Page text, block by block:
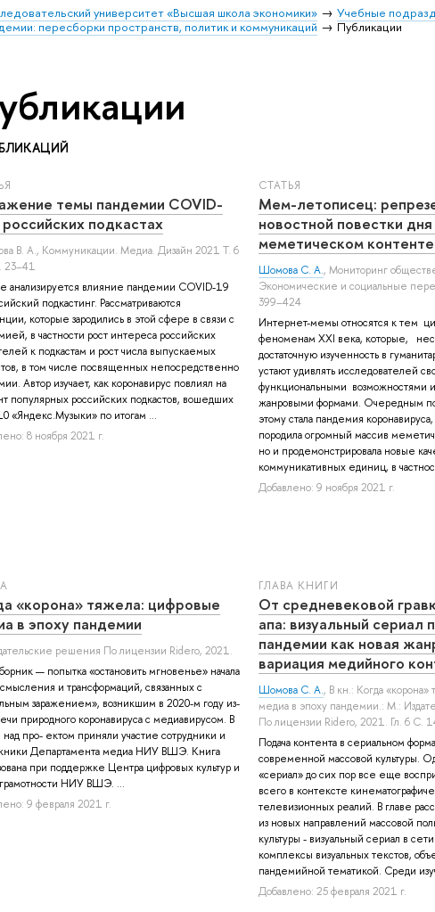
университет «Высшая школа экономики» Учебные
пересборки пространств, политик и коммуникаций
Публикации
темы пандемии COVID-
подкастах
В. А., Коммуникации. Медиа. Дизайн 2021 Т. 6
анализируется влияние пандемии COVID-19
подкастинг. Рассматриваются
которые зародились в этой сфере в связи с
в частности рост интереса российских
к подкастам и рост числа выпускаемых
в том числе посвященных непосредственно
Автор изучает, как коронавирус повлиял на
популярных российских подкастов, вошедших
«Яндекс.Музыки» по итогам ...
8 ноября 2021 г.
СТАТЬЯ
Мем-летописец:
новостной повестки
меметическом
Шомова С. А., Мониторинг
Экономические и социальные
399–424
Интернет-мемы относятся к тем
феноменам XXI века, которые,
достаточную изученность в
устают удивлять исследователей
функциональными возможностями
жанровыми формами. Очередным
этому стала пандемия
породила огромный массив
но и продемонстрировала новые
коммуникативных единиц, в
Добавлено: 9 ноября 2021 г.
«корона» тяжела: цифровые
в эпоху пандемии
решения По лицензии Ridero, 2021.
— попытка «остановить мгновенье» начала
и трансформаций, связанных с
заражением», возникшим в 2020-м году из-
природного коронавируса с медиавирусом. В
над про- ектом приняли участие сотрудники и
Департамента медиа НИУ ВШЭ. Книга
при поддержке Центра цифровых культур и
НИУ ВШЭ. ...
9 февраля 2021 г.
ГЛАВА КНИГИ
От средневековой
апа: визуальный сериал
пандемии как новая
вариация медийного
Шомова С. А., В кн.: Когда
медиа в эпоху пандемии.: М.:
По лицензии Ridero, 2021. Гл. 6 С.
Подача контента в сериальном
современной массовой культуры.
«сериал» до сих пор все еще
всего в контексте
телевизионных реалий. В главе
из новых направлений массовой
культуры - визуальный сериал в
комплексы визуальных текстов,
пандемийной тематикой. Среди
Добавлено: 25 февраля 2021 г.